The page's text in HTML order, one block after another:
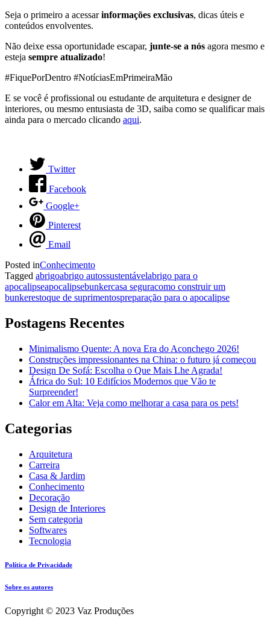
Seja o primeiro a acessarinformações exclusivas, dicas úteis e
conteúdos envolventes.
Não deixe essa oportunidade escapar, junte-se a nós agora mesmo e
esteja sempre atualizado!
#FiquePorDentro #NotíciasEmPrimeiraMão
E se você é profissional ou estudante de arquitetura e designer de
interiores, ou mesmo entusiasta de 3D, saiba como se qualificar mais
ainda para o mercado clicando aqui.
Twitter
Facebook
Google+
Pinterest
Email
Posted inConhecimento
Tagged abrigoabrigo autossustentávelabrigo para o
apocalipseapocalipsebunkercasa seguracomo construir um
bunkerestoque de suprimentospreparação para o apocalipse
Postagens Recentes
Minimalismo Quente: A nova Era do Aconchego 2026!
Construções impressionantes na China: o futuro já começou
Design De Sofá: Escolha o Que Mais Lhe Agrada!
África do Sul: 10 Edifícios Modernos que Vão te
Surpreender!
Calor em Alta: Veja como melhorar a casa para os pets!
Categorias
Arquitetura
Carreira
Casa & Jardim
Conhecimento
Decoração
Design de Interiores
Sem categoria
Softwares
Tecnologia
Política de Privacidade
Sobre os autores
Copyright © 2023 Vaz Produções